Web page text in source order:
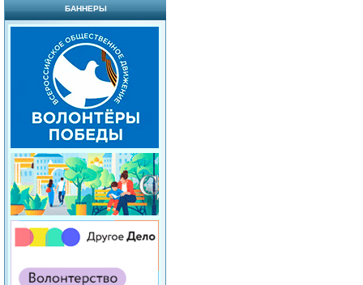
БАННЕРЫ